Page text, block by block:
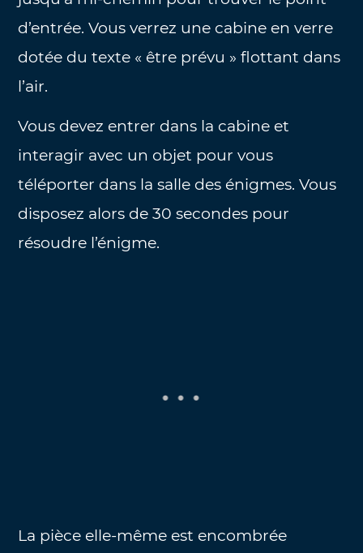
d’entrée. Vous verrez une cabine en verre
dotée du texte « être prévu » flottant dans
l’air.
Vous devez entrer dans la cabine et
interagir avec un objet pour vous
téléporter dans la salle des énigmes. Vous
disposez alors de 30 secondes pour
résoudre l’énigme.
La pièce elle-même est encombrée